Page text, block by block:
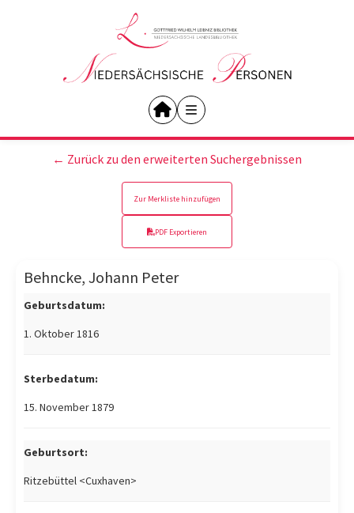
← Zurück zu den erweiterten Suchergebnissen
Zur Merkliste hinzufügen
PDF Exportieren
Behncke, Johann Peter
Geburtsdatum:
1. Oktober 1816
Sterbedatum:
15. November 1879
Geburtsort:
Ritzebüttel <Cuxhaven>